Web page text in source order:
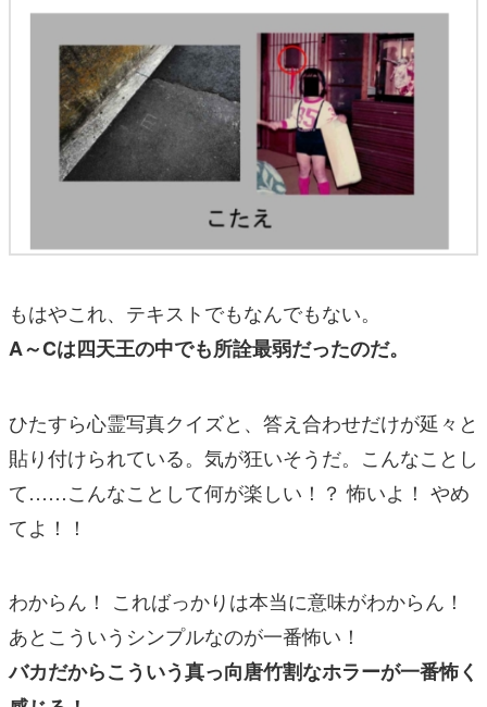
もはやこれ、テキストでもなんでもない。
A～Cは四天王の中でも所詮最弱だったのだ。
ひたすら心霊写真クイズと、答え合わせだけが延々と
貼り付けられている。気が狂いそうだ。こんなことし
て……こんなことして何が楽しい！？ 怖いよ！ やめ
てよ！！
わからん！ こればっかりは本当に意味がわからん！
あとこういうシンプルなのが一番怖い！
バカだからこういう真っ向唐竹割なホラーが一番怖く